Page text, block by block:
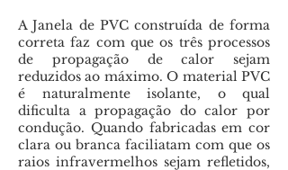
A Janela de PVC construída de forma
correta faz com que os três processos
de propagação de calor sejam
reduzidos ao máximo. O material PVC
é naturalmente isolante, o qual
dificulta a propagação do calor por
condução. Quando fabricadas em cor
clara ou branca faciliatam com que os
raios infravermelhos sejam refletidos,